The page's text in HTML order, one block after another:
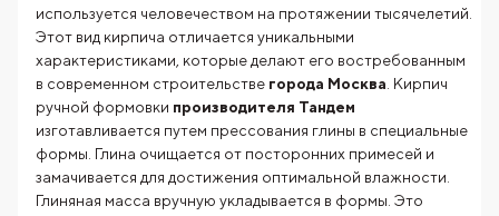
используется человечеством на протяжении тысячелетий.
Этот вид кирпича отличается уникальными
характеристиками, которые делают его востребованным
в современном строительстве города Москва . Кирпич
ручной формовки производителя Тандем
изготавливается путем прессования глины в специальные
формы. Глина очищается от посторонних примесей и
замачивается для достижения оптимальной влажности.
Глиняная масса вручную укладывается в формы. Это